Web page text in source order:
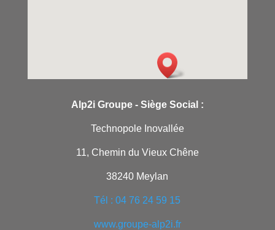
Alp2i Groupe - Siège Social :
Technopole Inovallée
11, Chemin du Vieux Chêne
38240 Meylan
Tél : 04 76 24 59 15
www.groupe-alp2i.fr